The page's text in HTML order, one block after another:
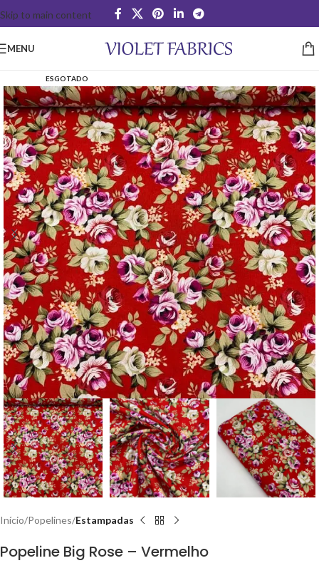
Skip to main content
MENU
ESGOTADO
Início Popelines Estampadas
Popeline Big Rose – Vermelho